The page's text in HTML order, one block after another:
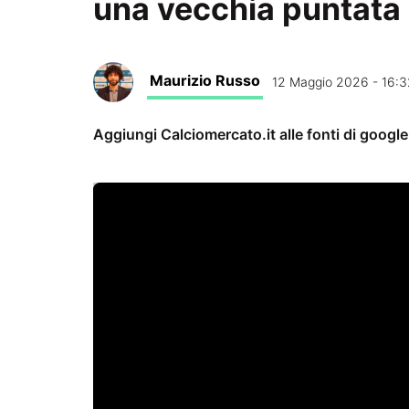
una vecchia puntata
Maurizio Russo 12 Maggio 2026 -
Aggiungi Calciomercato.it alle fonti di